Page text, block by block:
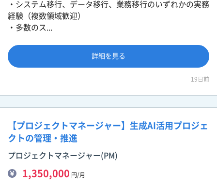
・システム移行、データ移行、業務移行のいずれかの実務
経験（複数領域歓迎）
・多数のス...
詳細を見る
19日前
【プロジェクトマネージャー】生成AI活用プロジェ
クトの管理・推進
プロジェクトマネージャー(PM)
1,350,000 円/月